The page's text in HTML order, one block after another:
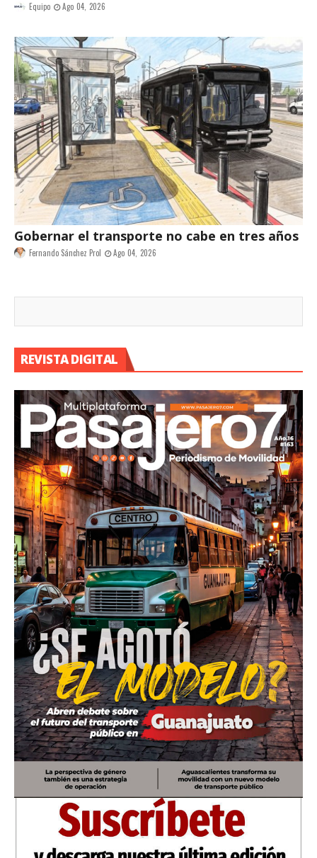
Equipo Ago 04, 2026
Gobernar el transporte no cabe en tres años
Fernando Sánchez Prol Ago 04, 2026
REVISTA DIGITAL